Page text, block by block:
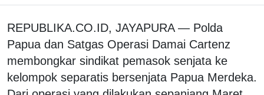
REPUBLIKA.CO.ID, JAYAPURA — Polda
Papua dan Satgas Operasi Damai Cartenz
membongkar sindikat pemasok senjata ke
kelompok separatis bersenjata Papua Merdeka.